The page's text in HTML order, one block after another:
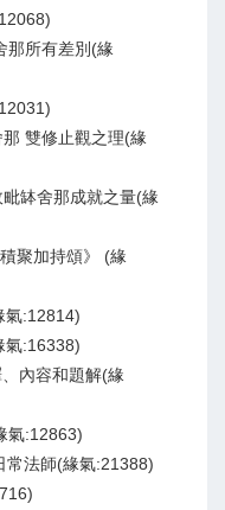
那所有差別(緣
雙修止觀之理(緣
缽舍那成就之量(緣
聚加持頌》 (緣
氣:12814)
氣:16338)
內容和題解(緣
氣:12863)
法師(緣氣:21388)